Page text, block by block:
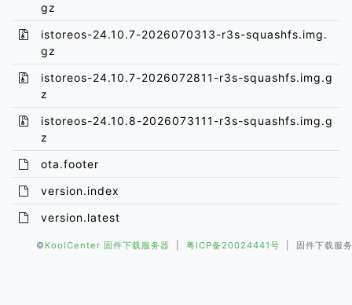
gz
istoreos-24.10.7-2026070313-r3s-squashfs.img.
gz
istoreos-24.10.7-2026072811-r3s-squashfs.img.g
z
istoreos-24.10.8-2026073111-r3s-squashfs.img.g
z
ota.footer
version.index
version.latest
©KoolCenter 固件下载服务器 粤ICP备20024441号 | 固件下载服